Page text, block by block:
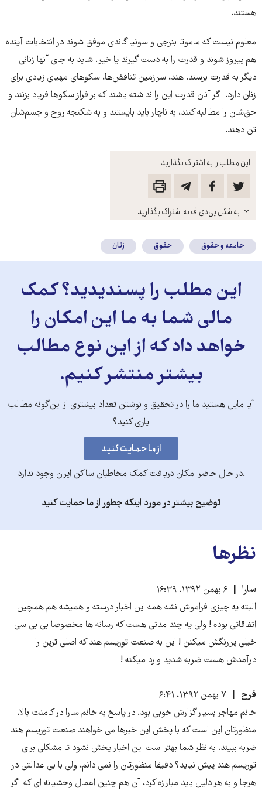
این مطلب را به اشتراک بگذارید
باز
کنید
به شکل پی‌دی‌اف به اشتراک بگذارید
هستند.
معلوم نیست که ماموتا بنرجی و سونیا گاندی موفق شوند در انتخابات آینده
هم پیروز شوند و قدرت را به دست گیرند یا خیر. شاید به جای آنها زنانی
دیگر به قدرت برسند. هند، سرزمین تناقض‌ها، سکوهای مهیای زیادی برای
زنان دارد. اگر آنان قدرت این را نداشته باشند که بر فراز سکوها فریاد بزنند و
حق‌شان را مطالبه کنند، به ناچار باید بایستند و به شکنجه روح و جسم‌شان
تن دهند.
جامعه و حقوق حقوق زنان
این مطلب را پسندیدید؟ کمک
مالی شما به ما این امکان را
خواهد داد که از این نوع مطالب
بیشتر منتشر کنیم.
آیا مایل هستید ما را در تحقیق و نوشتن تعداد بیشتری از این‌گونه مطالب
یاری کنید؟
.در حال حاضر امکان دریافت کمک مخاطبان ساکن ایران وجود ندارد
توضیح بیشتر در مورد اینکه چطور از ما حمایت کنید
نظرها
سارا
۶ بهمن ۱۳۹۲، ۱۶:۳۹
البته یه چیزی فراموش نشه همه این اخبار درسته و همیشه هم همچین
اتفاقاتی بوده ! ولی یه چند مدتی هست که رسانه ها مخصوصا بی بی سی
خیلی پررنگش میکنن ! این به صنعت توریسم هند که اصلی ترین را
درآمدش هست ضربه شدید وارد میکنه !
فرح
۷ بهمن ۱۳۹۲، ۶:۴۱
خانم مهاجر بسیار گزارش خوبی بود. در پاسخ به خانم سارا در کامنت بالا،
منظورتان این است که با پخش این خبرها می خواهند صنعت توریسم هند
ضربه ببیند. به نظر شما بهتر است این اخبار پخش نشود تا مشکلی برای
توریسم هند پیش نیاید؟ دقیقا منظورتان را نمی دانم، ولی با بی عدالتی در
هرجا و به هر دلیل باید مبارزه کرد، آن هم چنین اعمال وحشیانه ای که اگر